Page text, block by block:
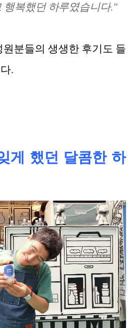
행복했던 하루였습니다."
원분들의 생생한 후기도 들
.
게 했던 달콤한 하